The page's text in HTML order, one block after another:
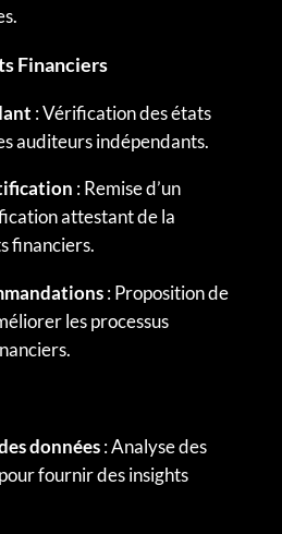
Financiers
: Vérification des états
auditeurs indépendants.
: Remise d’un
attestant de la
financiers.
: Proposition de
les processus
données: Analyse des
fournir des insights